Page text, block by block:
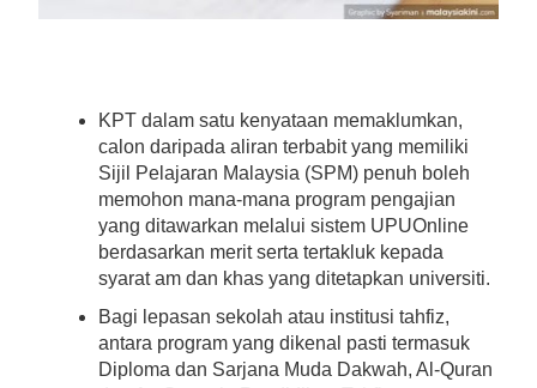
KPT dalam satu kenyataan memaklumkan,
calon daripada aliran terbabit yang memiliki
Sijil Pelajaran Malaysia (SPM) penuh boleh
memohon mana-mana program pengajian
yang ditawarkan melalui sistem UPUOnline
berdasarkan merit serta tertakluk kepada
syarat am dan khas yang ditetapkan universiti.
Bagi lepasan sekolah atau institusi tahfiz,
antara program yang dikenal pasti termasuk
Diploma dan Sarjana Muda Dakwah, Al-Quran